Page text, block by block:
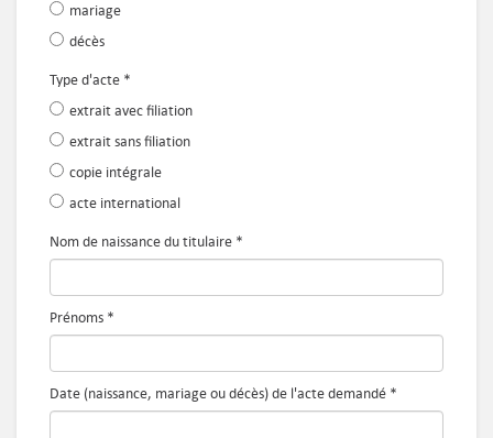
mariage
décès
Type d'acte *
extrait avec filiation
extrait sans filiation
copie intégrale
acte international
Nom de naissance du titulaire *
Prénoms *
Date (naissance, mariage ou décès) de l'acte demandé *